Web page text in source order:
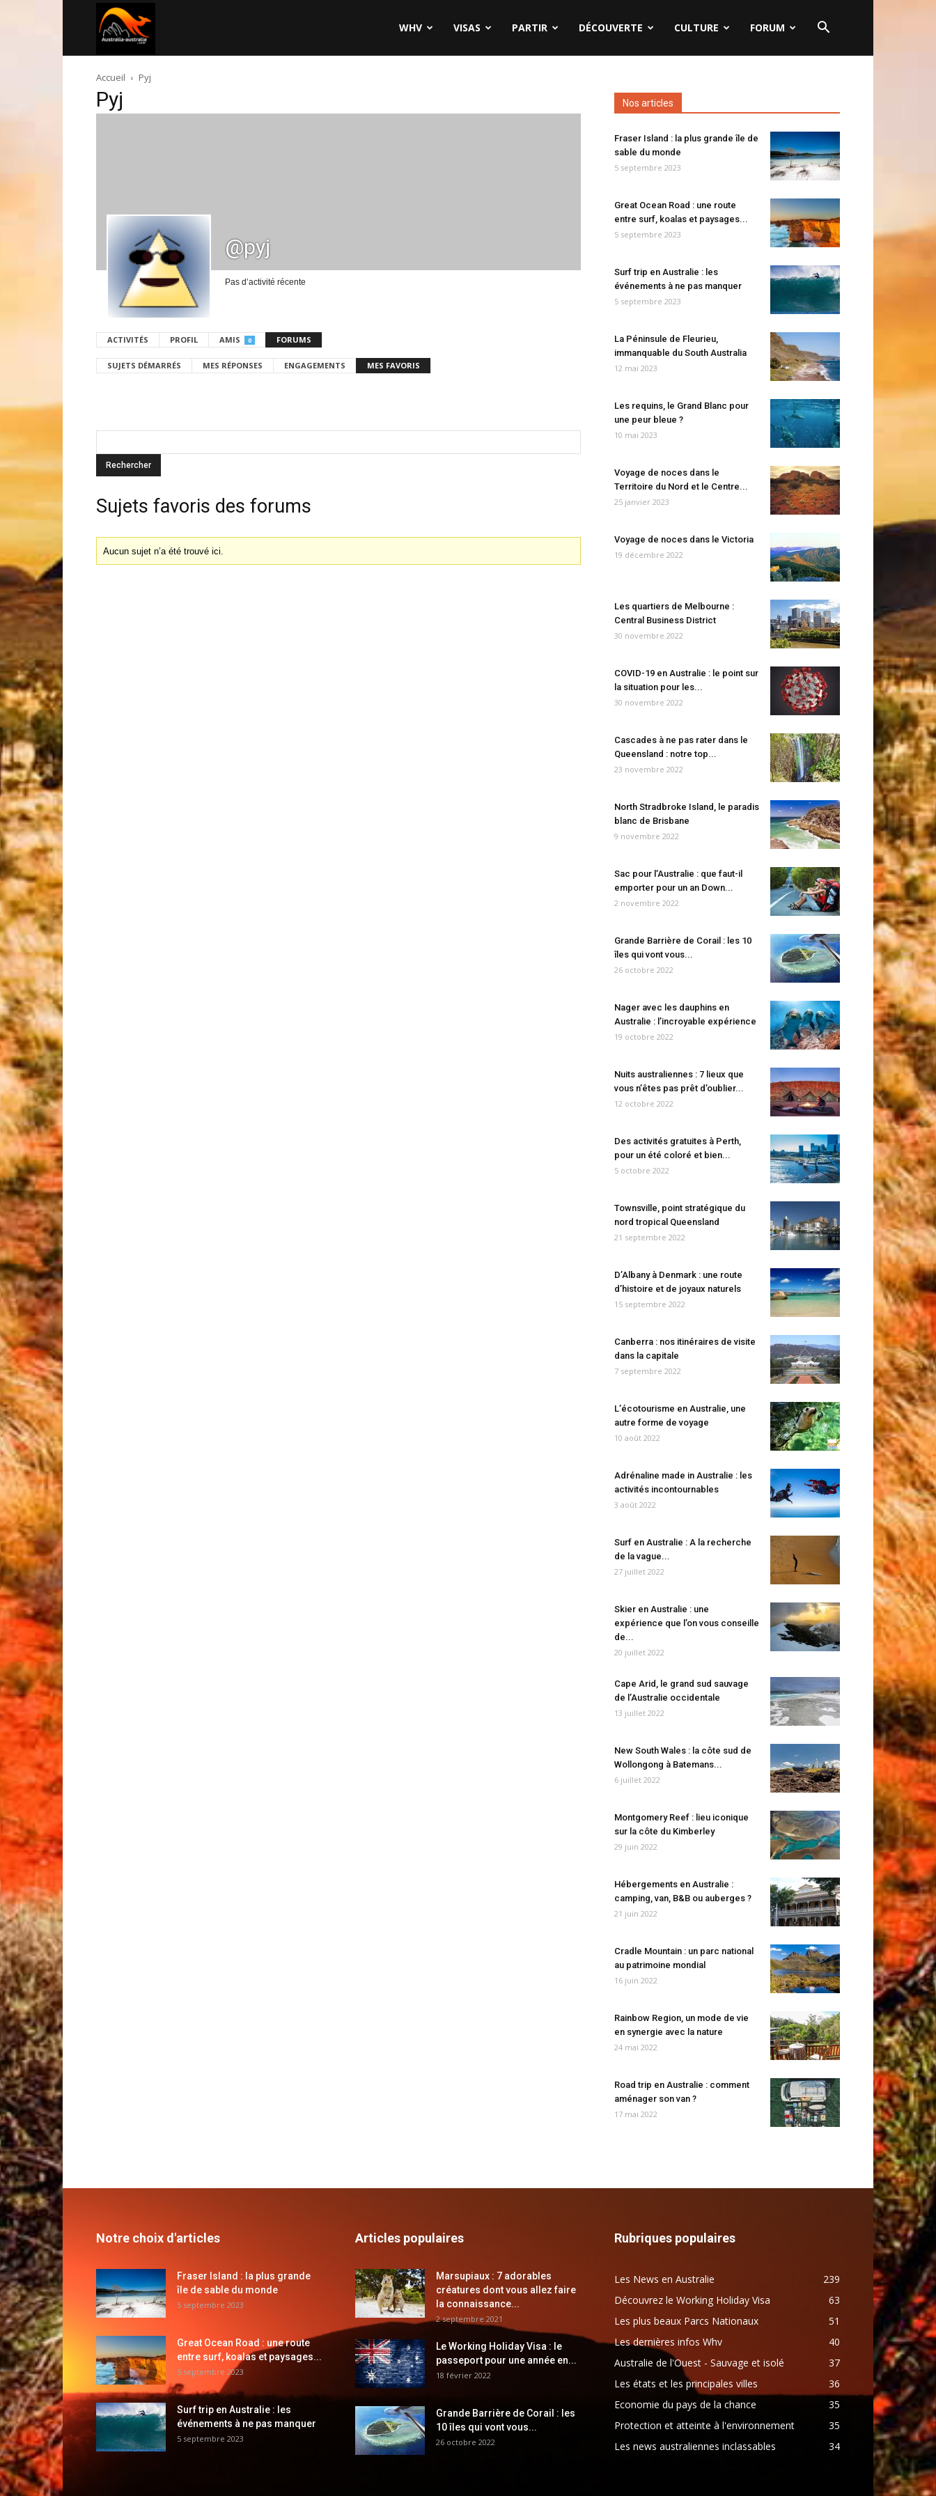
WHV VISAS PARTIR DÉCOUVERTE CULTURE FORUM
Accueil Pyj
Pyj
@pyj
Pas d’activité récente
ACTIVITÉS PROFIL AMIS 0 FORUMS
SUJETS DÉMARRÉS MES RÉPONSES ENGAGEMENTS MES FAVORIS
Sujets favoris des forums
Aucun sujet n’a été trouvé ici.
Nos articles
Fraser Island : la plus grande île de
sable du monde
5 septembre 2023
Great Ocean Road : une route
entre surf, koalas et paysages...
5 septembre 2023
Surf trip en Australie : les
événements à ne pas manquer
5 septembre 2023
La Péninsule de Fleurieu,
immanquable du South Australia
12 mai 2023
Les requins, le Grand Blanc pour
une peur bleue ?
10 mai 2023
Voyage de noces dans le
Territoire du Nord et le Centre...
25 janvier 2023
Voyage de noces dans le Victoria
19 décembre 2022
Les quartiers de Melbourne :
Central Business District
30 novembre 2022
COVID-19 en Australie : le point sur
la situation pour les...
30 novembre 2022
Cascades à ne pas rater dans le
Queensland : notre top...
23 novembre 2022
North Stradbroke Island, le paradis
blanc de Brisbane
9 novembre 2022
Sac pour l’Australie : que faut-il
emporter pour un an Down...
2 novembre 2022
Grande Barrière de Corail : les 10
îles qui vont vous...
26 octobre 2022
Nager avec les dauphins en
Australie : l’incroyable expérience
19 octobre 2022
Nuits australiennes : 7 lieux que
vous n’êtes pas prêt d’oublier...
12 octobre 2022
Des activités gratuites à Perth,
pour un été coloré et bien...
5 octobre 2022
Townsville, point stratégique du
nord tropical Queensland
21 septembre 2022
D’Albany à Denmark : une route
d’histoire et de joyaux naturels
15 septembre 2022
Canberra : nos itinéraires de visite
dans la capitale
7 septembre 2022
L’écotourisme en Australie, une
autre forme de voyage
10 août 2022
Adrénaline made in Australie : les
activités incontournables
3 août 2022
Surf en Australie : A la recherche
de la vague...
27 juillet 2022
Skier en Australie : une
expérience que l’on vous conseille
de...
20 juillet 2022
Cape Arid, le grand sud sauvage
de l’Australie occidentale
13 juillet 2022
New South Wales : la côte sud de
Wollongong à Batemans...
6 juillet 2022
Montgomery Reef : lieu iconique
sur la côte du Kimberley
29 juin 2022
Hébergements en Australie :
camping, van, B&B ou auberges ?
21 juin 2022
Cradle Mountain : un parc national
au patrimoine mondial
16 juin 2022
Rainbow Region, un mode de vie
en synergie avec la nature
24 mai 2022
Road trip en Australie : comment
aménager son van ?
17 mai 2022
Notre choix d'articles
Fraser Island : la plus grande
île de sable du monde
5 septembre 2023
Great Ocean Road : une route
entre surf, koalas et paysages...
5 septembre 2023
Surf trip en Australie : les
événements à ne pas manquer
5 septembre 2023
Articles populaires
Marsupiaux : 7 adorables
créatures dont vous allez faire
la connaissance...
2 septembre 2021
Le Working Holiday Visa : le
passeport pour une année en...
18 février 2022
Grande Barrière de Corail : les
10 îles qui vont vous...
26 octobre 2022
Rubriques populaires
Les News en Australie
239
Découvrez le Working Holiday Visa
63
Les plus beaux Parcs Nationaux
51
Les dernières infos Whv
40
Australie de l'Ouest - Sauvage et isolé
37
Les états et les principales villes
36
Economie du pays de la chance
35
Protection et atteinte à l'environnement
35
Les news australiennes inclassables
34